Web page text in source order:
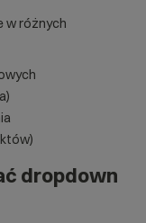
w różnych
dropdown